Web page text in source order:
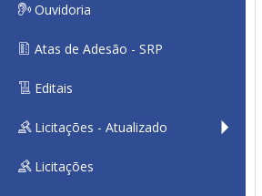
Ouvidoria
Atas de Adesão - SRP
Editais
Licitações - Atualizado
Licitações